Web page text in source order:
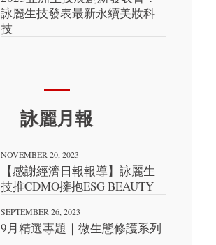
詠麗生技發表最新永續美妝科
技
詠麗月報
NOVEMBER 20, 2023
【感謝經濟日報報導】詠麗生
技推CDMO擁抱ESG BEAUTY
SEPTEMBER 26, 2023
9月精選專題｜微生態修護系列